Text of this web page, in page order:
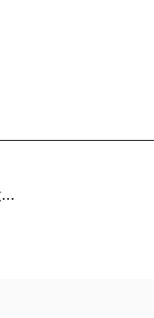
加息的影响将持续2023整年，Lowe为之前所说的利率指导意见道歉